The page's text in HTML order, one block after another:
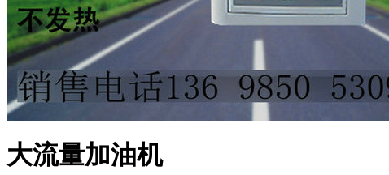
大流量加油机